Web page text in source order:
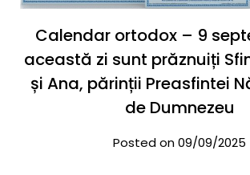
Calendar ortodox – 9
această zi sunt prăznuiți
și Ana, părinții Preasfintei
de Dumnezeu
Posted on 09/09/2025